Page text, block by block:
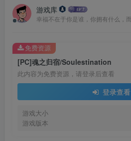
游戏库
[PC]魂之归宿/Soulestination
此内容为免费资源，请登录后查看
登录查看
游戏大小
游戏版本
免费资源